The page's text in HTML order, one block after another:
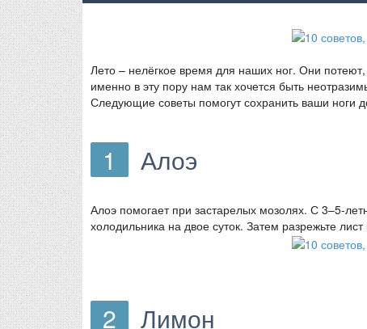
Лето – нелёгкое время для наших ног. Они
именно в эту пору нам так хочется быть
Следующие советы помогут сохранить ваши ноги
1 Алоэ
Алоэ помогает при застарелых мозолях. С 3–5-
холодильника на двое суток. Затем разрежьте
2 Лимон